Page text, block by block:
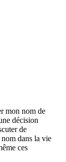
mon nom de
décision
de
dans la vie
ces